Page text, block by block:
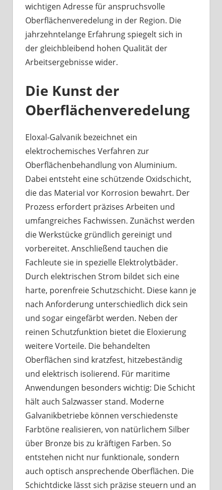
wichtigen Adresse für anspruchsvolle
Oberflächenveredelung in der Region. Die
jahrzehntelange Erfahrung spiegelt sich in
der gleichbleibend hohen Qualität der
Arbeitsergebnisse wider.
Die Kunst der
Oberflächenveredelung
Eloxal-Galvanik bezeichnet ein
elektrochemisches Verfahren zur
Oberflächenbehandlung von Aluminium.
Dabei entsteht eine schützende Oxidschicht,
die das Material vor Korrosion bewahrt. Der
Prozess erfordert präzises Arbeiten und
umfangreiches Fachwissen. Zunächst werden
die Werkstücke gründlich gereinigt und
vorbereitet. Anschließend tauchen die
Fachleute sie in spezielle Elektrolytbäder.
Durch elektrischen Strom bildet sich eine
harte, porenfreie Schutzschicht. Diese kann je
nach Anforderung unterschiedlich dick sein
und sogar eingefärbt werden. Neben der
reinen Schutzfunktion bietet die Eloxierung
weitere Vorteile. Die behandelten
Oberflächen sind kratzfest, hitzebeständig
und elektrisch isolierend. Für maritime
Anwendungen besonders wichtig: Die Schicht
hält auch Salzwasser stand. Moderne
Galvanikbetriebe können verschiedenste
Farbtöne realisieren, von natürlichem Silber
über Bronze bis zu kräftigen Farben. So
entstehen nicht nur funktionale, sondern
auch optisch ansprechende Oberflächen. Die
Schichtdicke lässt sich präzise steuern und an